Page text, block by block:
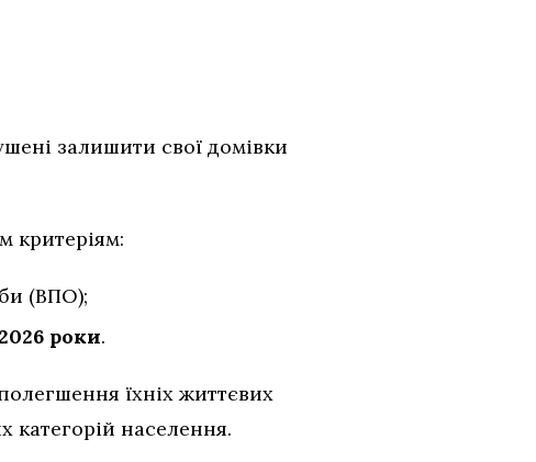
залишити свої домівки
критеріям:
(ВПО);
роки.
їхніх життєвих
категорій населення.